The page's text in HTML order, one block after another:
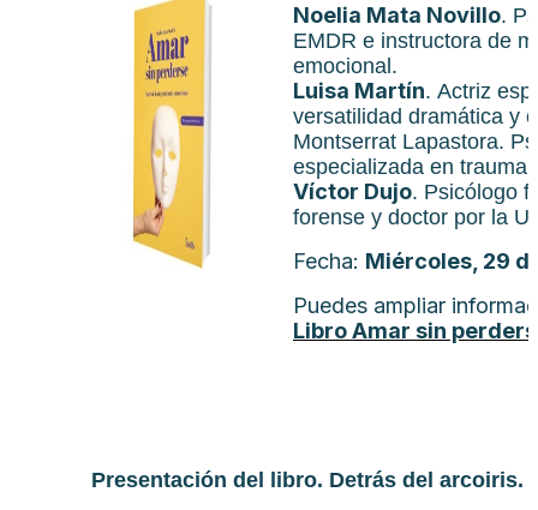
Noelia Mata Novillo.
EMDR e instructora de
emocional.
Luisa Martín. Actriz
versatilidad dramática y
Montserrat Lapastora.
especializada en
Víctor Dujo. Psicólogo
forense y doctor por la
Fecha: Miércoles, 29
Puedes ampliar
Libro Amar sin
Presentación del libro. Detrás del arcoiris.